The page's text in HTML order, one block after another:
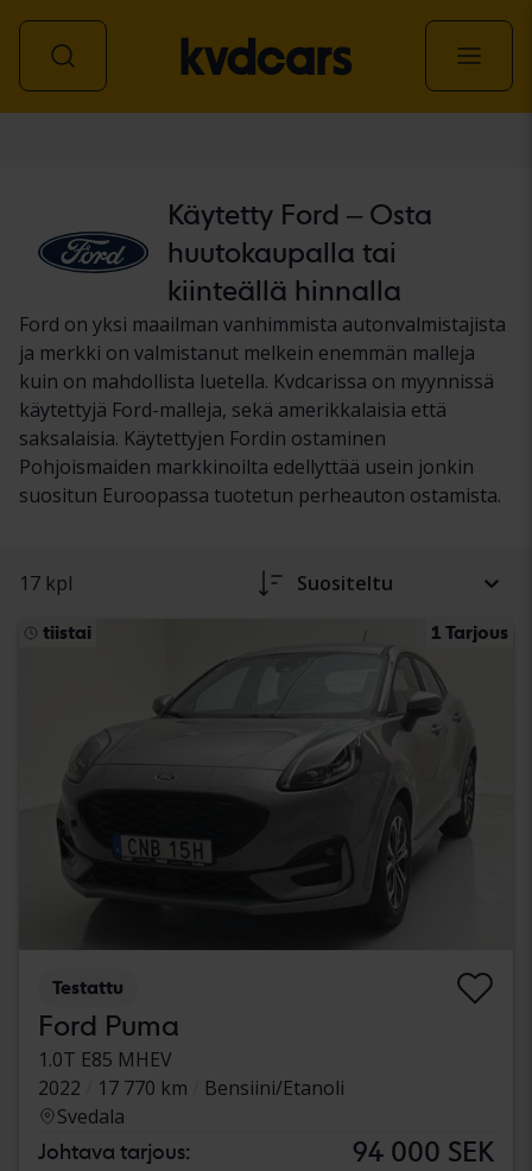
Käytetty Ford – Osta
huutokaupalla tai
kiinteällä hinnalla
Ford on yksi maailman vanhimmista autonvalmistajista
ja merkki on valmistanut melkein enemmän malleja
kuin on mahdollista luetella. Kvdcarissa on myynnissä
käytettyjä Ford-malleja, sekä amerikkalaisia että
saksalaisia. Käytettyjen Fordin ostaminen
Pohjoismaiden markkinoilta edellyttää usein jonkin
suositun Euroopassa tuotetun perheauton ostamista.
17 kpl Suositeltu
tiistai 1 Tarjous
Testattu
Ford Puma
1.0T E85 MHEV
2022
17 770 km
Bensiini/Etanoli
Svedala
Johtava tarjous: 94 000 SEK